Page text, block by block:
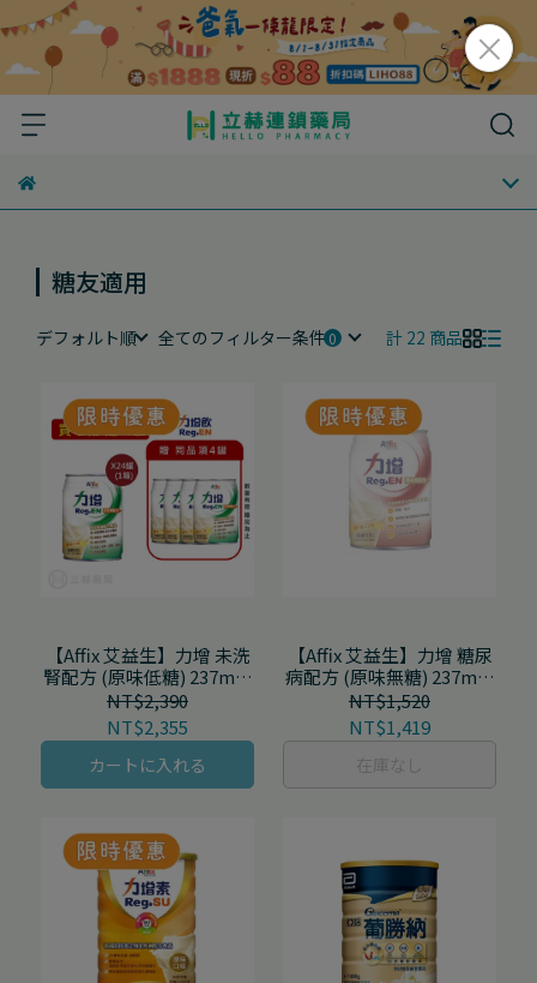
糖友適用
デフォルト順 全てのフィルター条件 計 22 商品
【Affix 艾益生】力增 未洗
腎配方 (原味低糖) 237mL/
罐 24罐/箱
NT$2,355
NT$2,390
カートに入れる
【Affix 艾益生】力增 糖尿
病配方 (原味無糖) 237mL/
罐 18罐/箱 24罐/箱
NT$1,419
NT$1,520
在庫なし